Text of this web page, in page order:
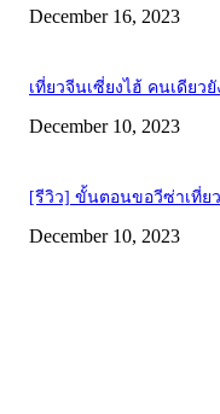
December 16, 2023
เที่ยวจีนเซี่ยงไฮ้ คนเดียว
December 10, 2023
[รีวิว] ขั้นตอนขอวีซ่าเที่ย
December 10, 2023